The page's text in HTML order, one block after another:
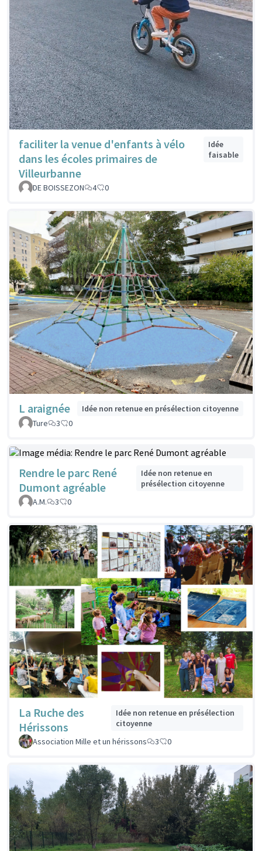
faciliter la venue d'enfants à vélo
dans les écoles primaires de
Villeurbanne
Idée
faisable
DE BOISSEZON 4 0
L araignée
Idée non retenue en présélection citoyenne
Ture
3 0
Rendre le parc René
Dumont agréable
Idée non retenue en
présélection citoyenne
A.M.
3 0
La Ruche des
Hérissons
Idée non retenue en présélection
citoyenne
Association Mille et un hérissons
3 0